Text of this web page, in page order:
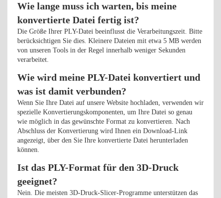
Wie lange muss ich warten, bis meine
konvertierte Datei fertig ist?
Die Größe Ihrer PLY-Datei beeinflusst die Verarbeitungszeit. Bitte
berücksichtigen Sie dies. Kleinere Dateien mit etwa 5 MB werden
von unseren Tools in der Regel innerhalb weniger Sekunden
verarbeitet.
Wie wird meine PLY-Datei konvertiert und
was ist damit verbunden?
Wenn Sie Ihre Datei auf unsere Website hochladen, verwenden wir
spezielle Konvertierungskomponenten, um Ihre Datei so genau
wie möglich in das gewünschte Format zu konvertieren. Nach
Abschluss der Konvertierung wird Ihnen ein Download-Link
angezeigt, über den Sie Ihre konvertierte Datei herunterladen
können.
Ist das PLY-Format für den 3D-Druck
geeignet?
Nein. Die meisten 3D-Druck-Slicer-Programme unterstützen das